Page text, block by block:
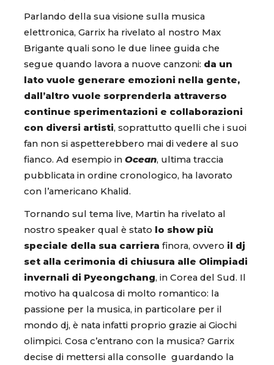
Parlando della sua visione sulla musica
elettronica, Garrix ha rivelato al nostro Max
Brigante quali sono le due linee guida che
segue quando lavora a nuove canzoni: da un
lato vuole generare emozioni nella gente,
dall’altro vuole sorprenderla attraverso
continue sperimentazioni e collaborazioni
con diversi artisti, soprattutto quelli che i suoi
fan non si aspetterebbero mai di vedere al suo
fianco. Ad esempio in Ocean, ultima traccia
pubblicata in ordine cronologico, ha lavorato
con l’americano Khalid.
Tornando sul tema live, Martin ha rivelato al
nostro speaker qual è stato lo show più
speciale della sua carriera finora, ovvero il dj
set alla cerimonia di chiusura alle Olimpiadi
invernali di Pyeongchang, in Corea del Sud. Il
motivo ha qualcosa di molto romantico: la
passione per la musica, in particolare per il
mondo dj, è nata infatti proprio grazie ai Giochi
olimpici. Cosa c’entrano con la musica? Garrix
decise di mettersi alla consolle guardando la